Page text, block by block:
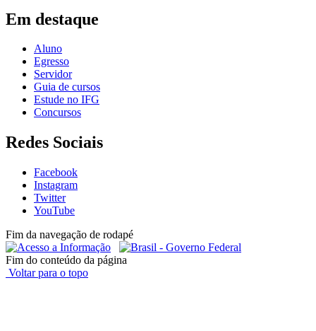
Em destaque
Aluno
Egresso
Servidor
Guia de cursos
Estude no IFG
Concursos
Redes Sociais
Facebook
Instagram
Twitter
YouTube
Fim da navegação de rodapé
Fim do conteúdo da página
Voltar para o topo